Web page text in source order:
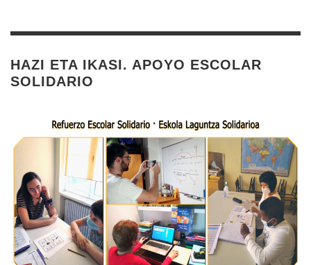
HAZI ETA IKASI. APOYO ESCOLAR
SOLIDARIO